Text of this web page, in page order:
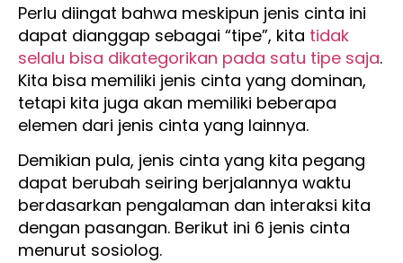
Perlu diingat bahwa meskipun jenis cinta ini
dapat dianggap sebagai “tipe”, kita tidak
selalu bisa dikategorikan pada satu tipe saja.
Kita bisa memiliki jenis cinta yang dominan,
tetapi kita juga akan memiliki beberapa
elemen dari jenis cinta yang lainnya.
Demikian pula, jenis cinta yang kita pegang
dapat berubah seiring berjalannya waktu
berdasarkan pengalaman dan interaksi kita
dengan pasangan. Berikut ini 6 jenis cinta
menurut sosiolog.